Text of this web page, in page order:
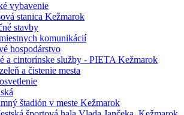
vybavenie
stanica Kežmarok
stavby
komunikácií
hospodárstvo
a cintorínske služby - PIETA Kežmarok
a čistenie mesta
štadión v meste Kežmarok